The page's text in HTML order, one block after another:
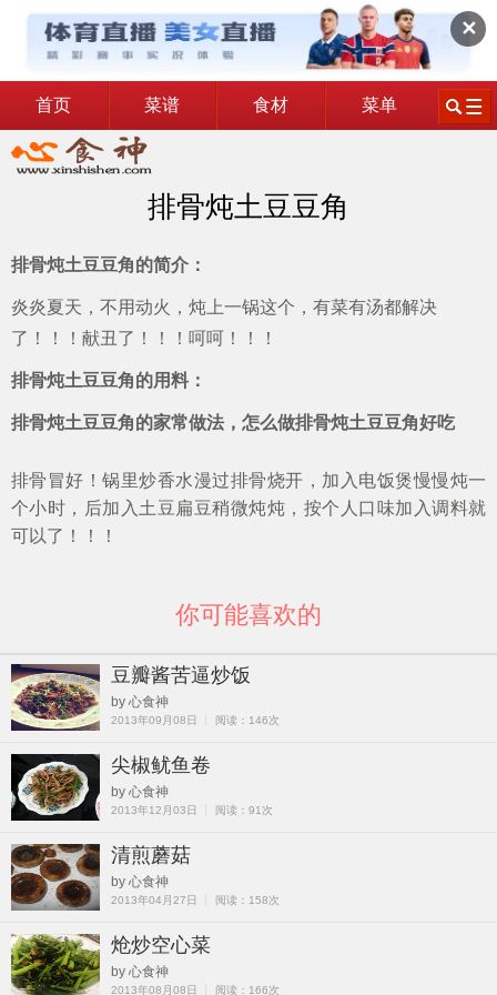
✕
首页 菜谱 食材 菜单
排骨炖土豆豆角
排骨炖土豆豆角的简介：
炎炎夏天，不用动火，炖上一锅这个，有菜有汤都解决
了！！！献丑了！！！呵呵！！！
排骨炖土豆豆角的用料：
排骨炖土豆豆角的家常做法，怎么做排骨炖土豆豆角好吃
排骨冒好！锅里炒香水漫过排骨烧开，加入电饭煲慢慢炖一
个小时，后加入土豆扁豆稍微炖炖，按个人口味加入调料就
可以了！！！
你可能喜欢的
豆瓣酱苦逼炒饭
by 心食神
2013年09月08日 ┊ 阅读：146次
尖椒鱿鱼卷
by 心食神
2013年12月03日 ┊ 阅读：91次
清煎蘑菇
by 心食神
2013年04月27日 ┊ 阅读：158次
炝炒空心菜
by 心食神
2013年08月08日 ┊ 阅读：166次